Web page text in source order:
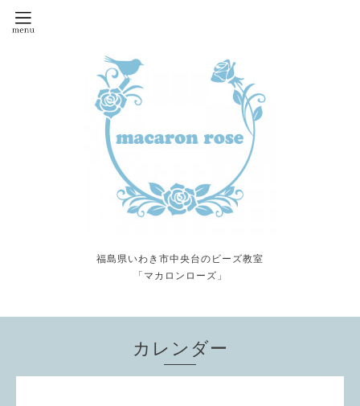
福島県いわき市中央台のビーズ教室
「マカロンローズ」
カレンダー